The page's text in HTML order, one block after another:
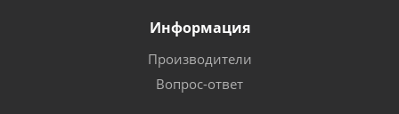
Информация
Производители
Вопрос-ответ